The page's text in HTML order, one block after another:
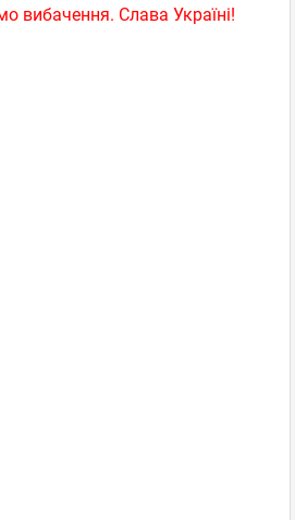
вибачення. Слава Україні!